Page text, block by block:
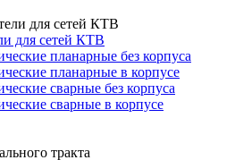
для сетей КТВ
планарные без корпуса
планарные в корпусе
сварные без корпуса
сварные в корпусе